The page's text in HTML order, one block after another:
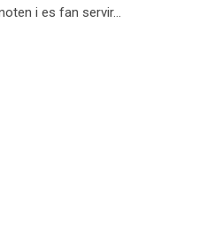
i es fan servir...